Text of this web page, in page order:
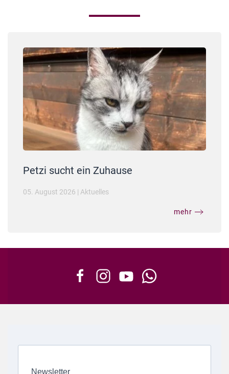
Petzi sucht ein Zuhause
05. August 2026 | Aktuelles
mehr